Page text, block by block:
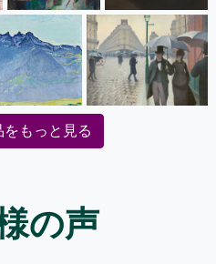
もっと見る
の声